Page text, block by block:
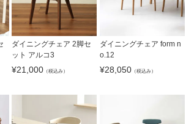
ダイニングチェア 2脚セ
ット アルコ3
¥21,000 （税込み）
ダイニングチェア form n
o.12
¥28,050（税込み）